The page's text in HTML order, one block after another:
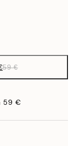
59 €
59 €